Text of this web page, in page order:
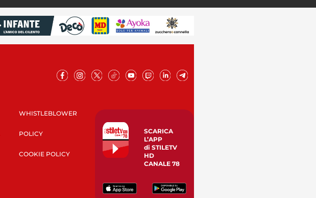
WHISTLEBLOWER
POLICY
COOKIE POLICY
SCARICA
L’APP
di STILETV
HD
CANALE 78